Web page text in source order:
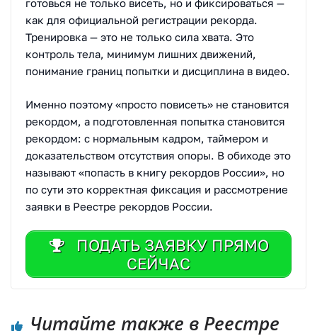
готовься не только висеть, но и фиксироваться —
как для официальной регистрации рекорда.
Тренировка — это не только сила хвата. Это
контроль тела, минимум лишних движений,
понимание границ попытки и дисциплина в видео.
Именно поэтому «просто повисеть» не становится
рекордом, а подготовленная попытка становится
рекордом: с нормальным кадром, таймером и
доказательством отсутствия опоры. В обиходе это
называют «попасть в книгу рекордов России», но
по сути это корректная фиксация и рассмотрение
заявки в Реестре рекордов России.
ПОДАТЬ ЗАЯВКУ ПРЯМО
СЕЙЧАС
Читайте также в Реестре